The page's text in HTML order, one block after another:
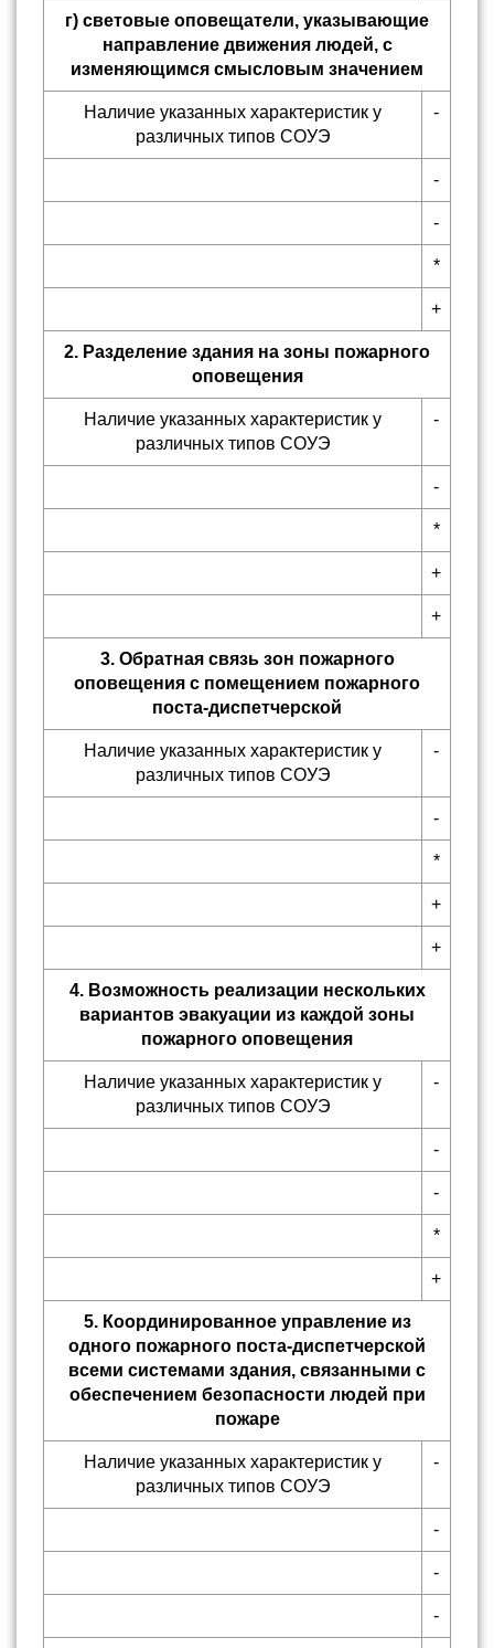
г) световые оповещатели, указывающие
направление движения людей, с
изменяющимся смысловым значением
Наличие указанных характеристик у
различных типов СОУЭ
-
-
-
*
+
2. Разделение здания на зоны пожарного
оповещения
Наличие указанных характеристик у
различных типов СОУЭ
-
-
*
+
+
3. Обратная связь зон пожарного
оповещения с помещением пожарного
поста-диспетчерской
Наличие указанных характеристик у
различных типов СОУЭ
-
-
*
+
+
4. Возможность реализации нескольких
вариантов эвакуации из каждой зоны
пожарного оповещения
Наличие указанных характеристик у
различных типов СОУЭ
-
-
-
*
+
5. Координированное управление из
одного пожарного поста-диспетчерской
всеми системами здания, связанными с
обеспечением безопасности людей при
пожаре
Наличие указанных характеристик у
различных типов СОУЭ
-
-
-
-